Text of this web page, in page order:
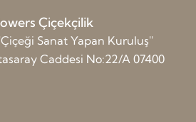
Çiçekçilik
Sanat Yapan Kuruluş''
Caddesi No:22/A 07400